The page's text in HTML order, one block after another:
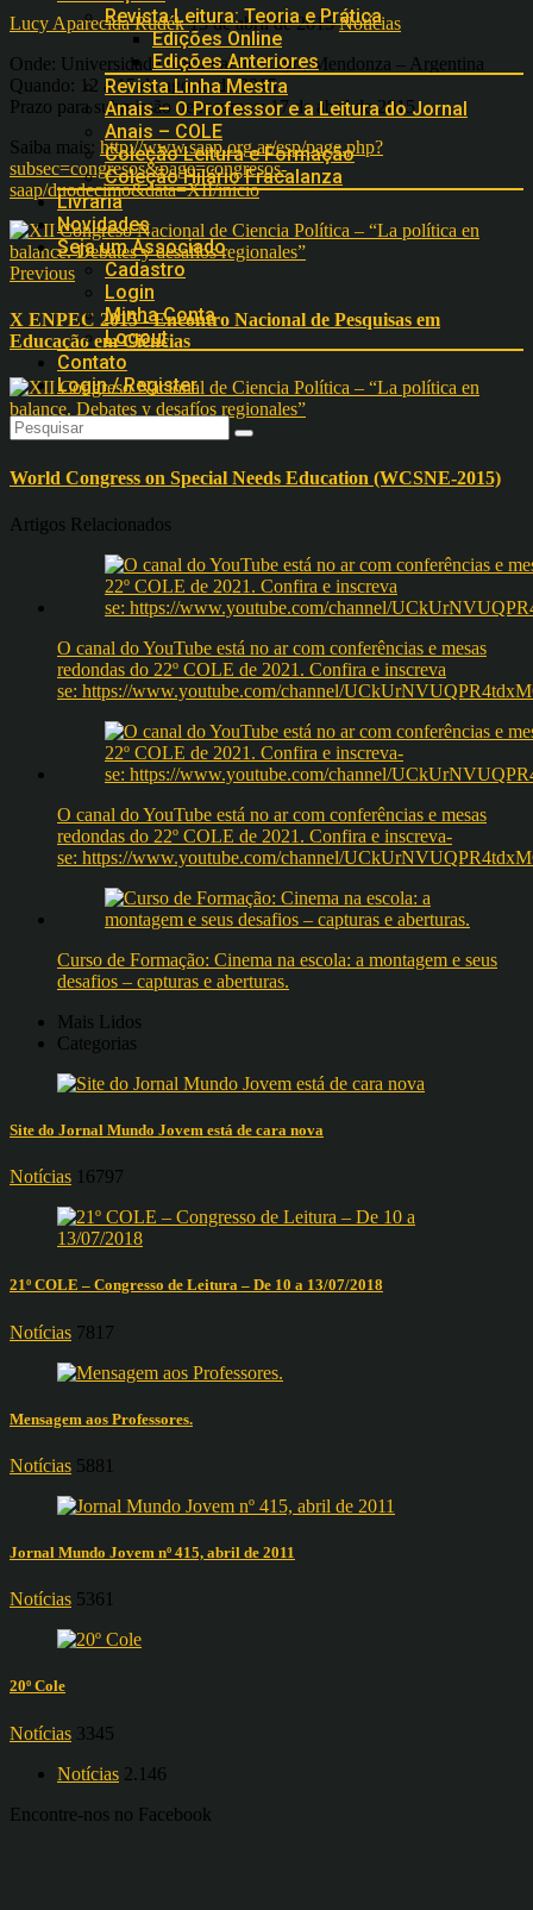
Revista Leitura: Teoria e Prática
Edições Online
Edições Anteriores
Revista Linha Mestra
Anais – O Professor e a Leitura do Jornal
Anais – COLE
Coleção Leitura e Formação
Coleção Hilário Fracalanza
Livraria
Novidades
Seja um Associado
Cadastro
Login
Minha Conta
Logout
Contato
Login / Register
Lucy Aparecida Rudék13 de abril de 2015 Notícias
Onde: Universidade Nacional de Cuyo, Mendonza – Argentina
Quando: 12 a 15 de agosto de 2015
Prazo para submissão de resumos: 17 de abril de 2015
Saiba mais: http://www.saap.org.ar/esp/page.php?
subsec=congresos&page=congresos-
saap/duodecimo&data=XII/inicio
Previous
X ENPEC 2015 - Encontro Nacional de Pesquisas em
Educação em Ciências
Next
World Congress on Special Needs Education (WCSNE-2015)
Artigos Relacionados
O canal do YouTube está no ar com conferências e mesas
redondas do 22º COLE de 2021. Confira e inscreva
se: https://www.youtube.com/channel/
O canal do YouTube está no ar com conferências e mesas
redondas do 22º COLE de 2021. Confira e inscreva-
se: https://www.youtube.com/channel/
Curso de Formação: Cinema na escola: a montagem e seus
desafios – capturas e aberturas.
Mais Lidos
Categorias
Site do Jornal Mundo Jovem está de cara nova
Notícias 16797
21º COLE – Congresso de Leitura – De 10 a 13/07/2018
Notícias 7817
Mensagem aos Professores.
Notícias 5881
Jornal Mundo Jovem nº 415, abril de 2011
Notícias 5361
20º Cole
Notícias 3345
Notícias 2.146
Encontre-nos no Facebook